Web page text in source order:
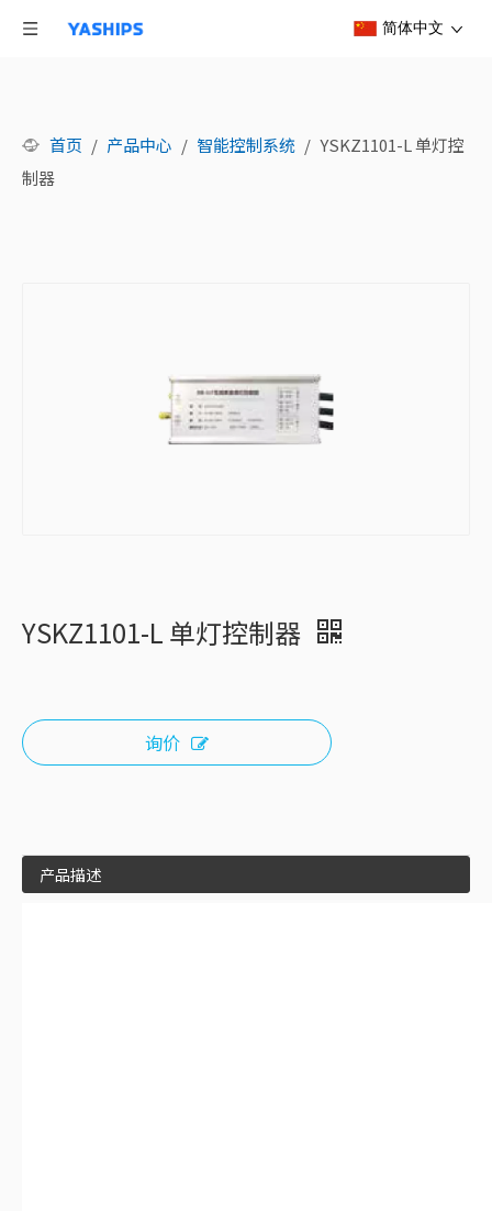
简体中文
首页 / 产品中心 / 智能控制系统 / YSKZ1101-L 单灯控
制器
YSKZ1101-L 单灯控制器
询价
产品描述